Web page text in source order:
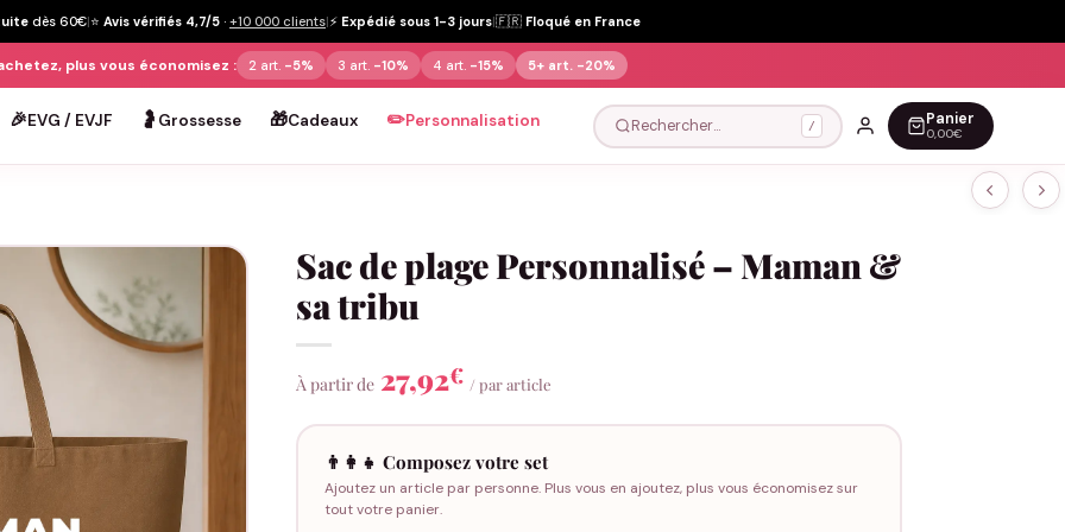
dès 60€|⭐ Avis vérifiés 4,7/5 · +10 000 clients|⚡ Expédié sous 1-3 jours|🇫🇷 Floqué en France
plus vous économisez : 2 art. -5% 3 art. -10% 4 art. -15% 5+ art. -20%
🎉EVG / EVJF 🤰 Grossesse 🎁Cadeaux ✏️Personnalisation Rechercher… / Panier
0,00€
Sac de plage Personnalisé – Maman &
sa tribu
À partir de 27,92€ / par article
👨‍👩‍👧 Composez votre set
Ajoutez un article par personne. Plus vous en ajoutez, plus vous économisez sur
tout votre panier.